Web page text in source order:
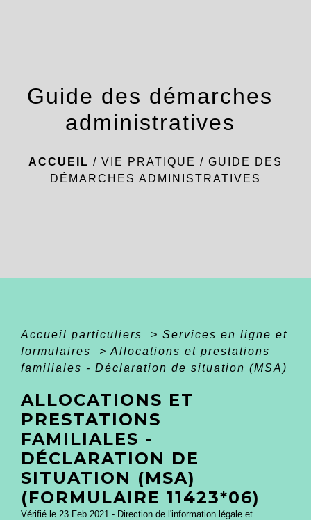
Guide des démarches
administratives
ACCUEIL / VIE PRATIQUE / GUIDE DES
DÉMARCHES ADMINISTRATIVES
Accueil particuliers > Services en ligne et
formulaires
> Allocations et prestations
familiales - Déclaration de situation (MSA)
ALLOCATIONS ET
PRESTATIONS
FAMILIALES -
DÉCLARATION DE
SITUATION (MSA)
(FORMULAIRE 11423*06)
Vérifié le 23 Feb 2021 - Direction de l'information légale et